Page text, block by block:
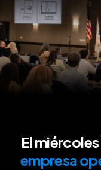
El
empresa